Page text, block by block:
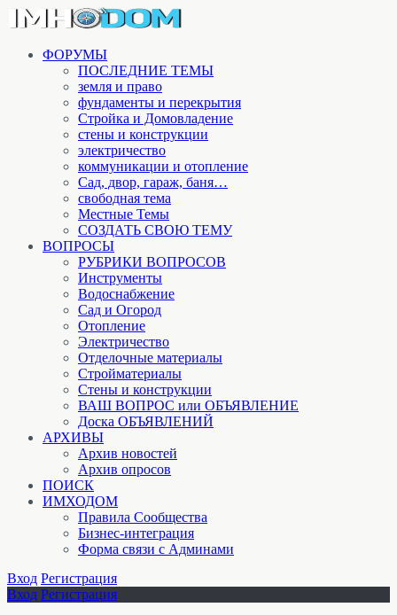
ФОРУМЫ
ПОСЛЕДНИЕ ТЕМЫ
земля и право
фундаменты и перекрытия
Стройка и Домовладение
стены и конструкции
электричество
коммуникации и отопление
Cад, двор, гараж, баня…
свободная тема
Местные Темы
СОЗДАТЬ СВОЮ ТЕМУ
ВОПРОСЫ
РУБРИКИ ВОПРОСОВ
Инструменты
Водоснабжение
Сад и Огород
Отопление
Электричество
Отделочные материалы
Стройматериалы
Стены и конструкции
ВАШ ВОПРОС или ОБЪЯВЛЕНИЕ
Доска ОБЪЯВЛЕНИЙ
АРХИВЫ
Архив новостей
Архив опросов
ПОИСК
ИМХОДОМ
Правила Сообщества
Бизнес-интеграция
Форма связи с Админами
Вход Регистрация
Вход Регистрация